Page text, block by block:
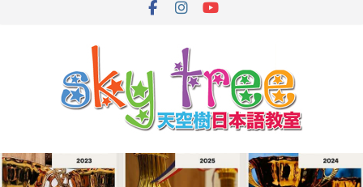
2026兒童日語暑期班（適合完全未學過日語 3 － 11 歲
小朋友）！
天空樹日本語教室 – Tyler 教你動物園／水族館常見動物
名稱 – 2026-Feb-19
天空樹日本語教室 – Markus 教你動物園／水族館常見動